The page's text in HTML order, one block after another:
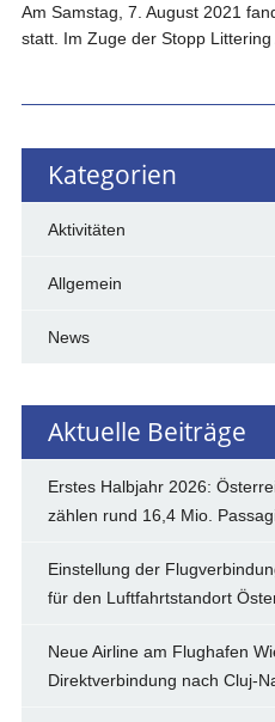
Am Samstag, 7. August 2021
statt. Im Zuge der Stopp Littering
Kategorien
Aktivitäten
Allgemein
News
Aktuelle Beiträge
Erstes Halbjahr 2026:
zählen rund 16,4 Mio.
Einstellung der
für den Luftfahrtstandort
Neue Airline am Flughafen
Direktverbindung nach Cluj-